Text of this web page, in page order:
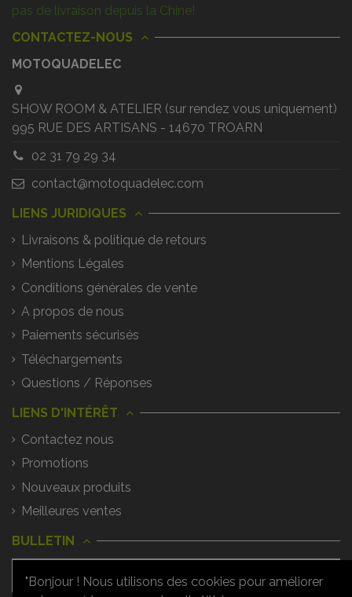
pas de livraison depuis la Chine!
CONTACTEZ-NOUS
MOTOQUADELEC
SHOW ROOM & ATELIER (sur rendez vous uniquement)
995 RUE DES ARTISANS - 14670 TROARN
02 31 79 29 34
contact@motoquadelec.com
LIENS JURIDIQUES
Livraisons & politique de retours
Mentions Légales
Conditions générales de vente
A propos de nous
Paiements sécurisés
Téléchargements
Questions / Réponses
LIENS D'INTÉRÊT
Contactez nous
Promotions
Nouveaux produits
Meilleures ventes
BULLETIN
"Bonjour ! Nous utilisons des cookies pour améliorer